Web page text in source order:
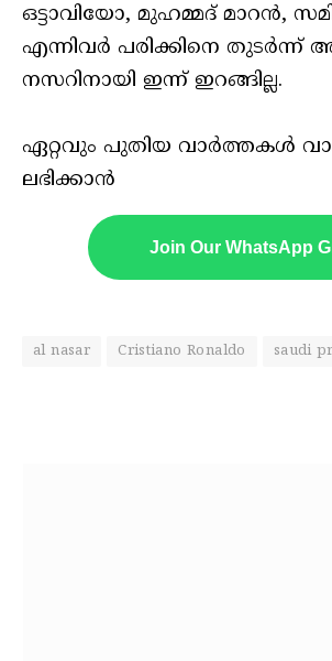
ഒട്ടാവിയോ, മുഹമ്മദ് മാറന്‍,
എന്നിവര്‍ പരിക്കിനെ തുടര്‍ന്ന്
നസറിനായി ഇന്ന് ഇറങ്ങില്ല.
ഏറ്റവും പുതിയ വാർത്തകൾ
ലഭിക്കാൻ
Join Our WhatsApp
al nasar Cristiano Ronaldo saudi